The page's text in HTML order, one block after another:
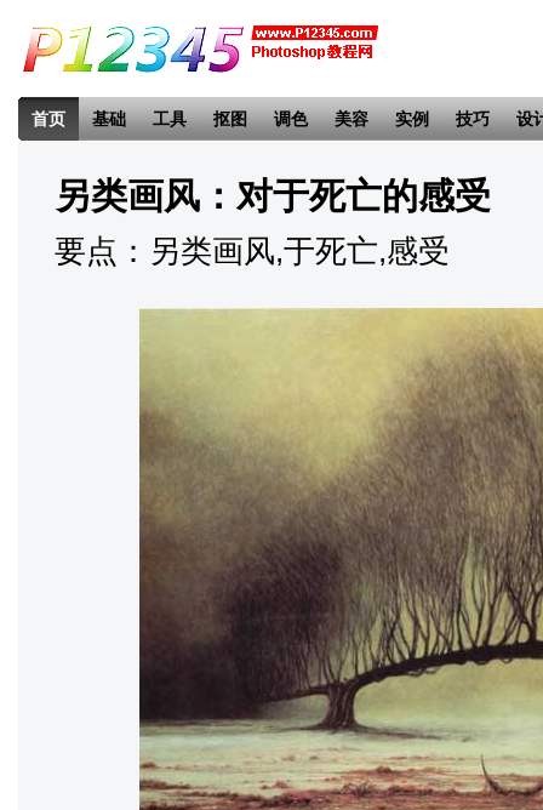
首页 基础 工具 抠图 调色 美容 实例 技巧 设
另类画风：对于死亡的感受
要点：另类画风,于死亡,感受